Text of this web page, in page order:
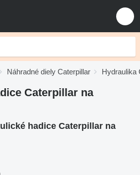
Náhradné diely Caterpillar Hydraulika
Caterpillar na
hadice Caterpillar na